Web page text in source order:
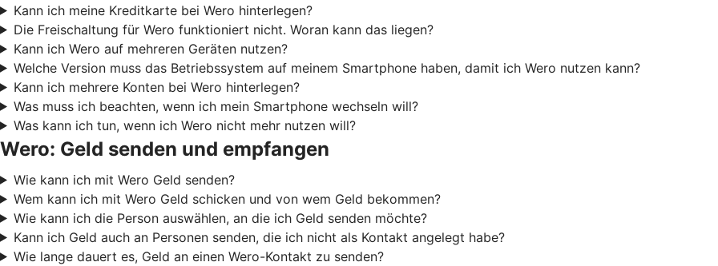
Kann ich meine Kreditkarte bei Wero hinterlegen?
Die Freischaltung für Wero funktioniert nicht. Woran kann das liegen?
Kann ich Wero auf mehreren Geräten nutzen?
Welche Version muss das Betriebssystem auf meinem Smartphone haben, damit ich Wero nutzen kann?
Kann ich mehrere Konten bei Wero hinterlegen?
Was muss ich beachten, wenn ich mein Smartphone wechseln will?
Was kann ich tun, wenn ich Wero nicht mehr nutzen will?
Wero: Geld senden und empfangen
Wie kann ich mit Wero Geld senden?
Wem kann ich mit Wero Geld schicken und von wem Geld bekommen?
Wie kann ich die Person auswählen, an die ich Geld senden möchte?
Kann ich Geld auch an Personen senden, die ich nicht als Kontakt angelegt habe?
Wie lange dauert es, Geld an einen Wero-Kontakt zu senden?